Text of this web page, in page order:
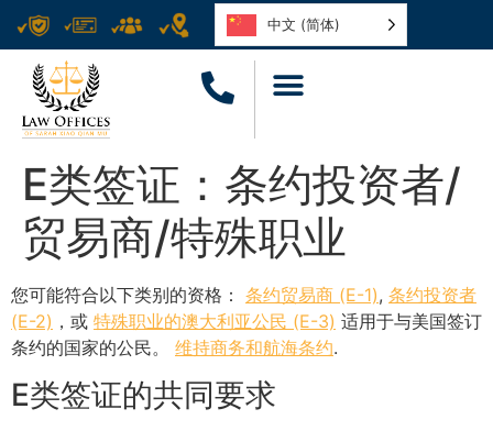
中文 (简体)
E类签证：条约投资者/
贸易商/特殊职业
您可能符合以下类别的资格： 条约贸易商 (E-1), 条约投资者
(E-2) ，或 特殊职业的澳大利亚公民 (E-3) 适用于与美国签订
条约的国家的公民。 维持商务和航海条约.
E类签证的共同要求